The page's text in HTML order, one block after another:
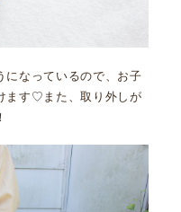
になっているので、お子
ます♡また、取り外しが